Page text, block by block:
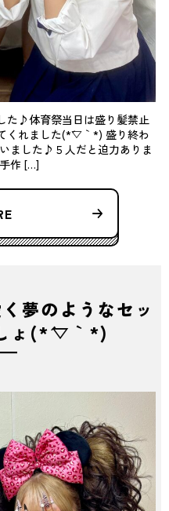
た♪体育祭当日は盛り髪禁止
くれました(*´▽｀*) 盛り終わ
ました♪５人だと迫力ありま
作 […]
夢のようなセッ
ょ(*´▽｀*)